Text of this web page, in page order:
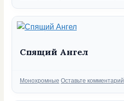
Спящий Ангел
Рубрики
Монохромные Оставьте комментарий